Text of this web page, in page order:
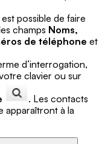
possible de faire
champs Noms,
de téléphone et
d’interrogation,
clavier ou sur
. Les contacts
apparaîtront à la